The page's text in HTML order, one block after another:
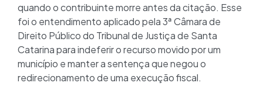
quando o contribuinte morre antes da citação. Esse
foi o entendimento aplicado pela 3ª Câmara de
Direito Público do Tribunal de Justiça de Santa
Catarina para indeferir o recurso movido por um
município e manter a sentença quenegou o
redirecionamento de uma execução fiscal.